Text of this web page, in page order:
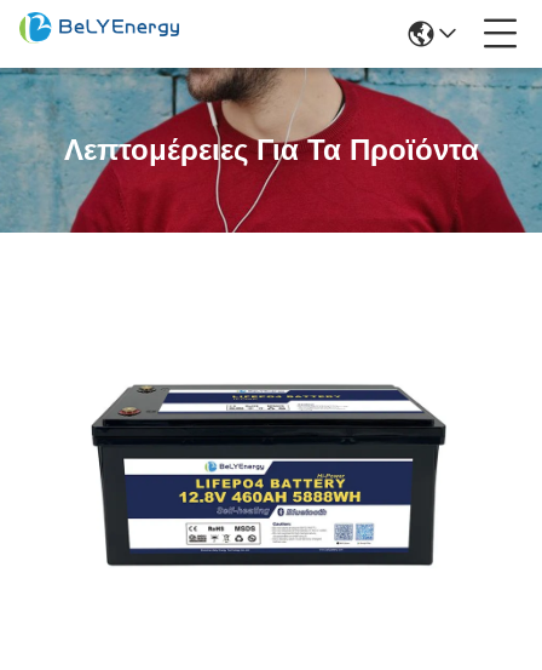
Λεπτομέρειες Για Τα Προϊόντα